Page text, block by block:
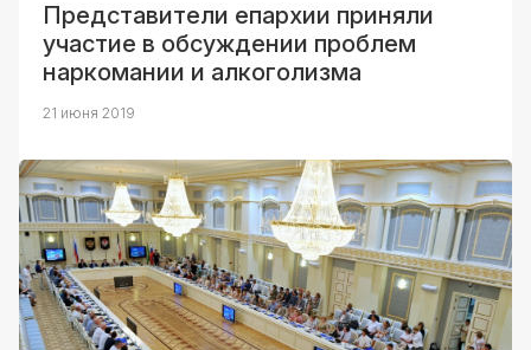
Архипастырь
Новости
Проекты
Медиатека
Святые и святыни
Контакты
Представители епархии приняли
участие в обсуждении проблем
наркомании и алкоголизма
21 июня 2019